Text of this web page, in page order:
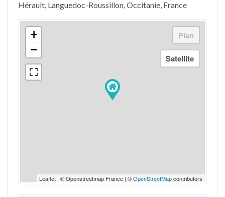
Hérault, Languedoc-Roussillon, Occitanie, France
+
−
Leaflet | © Openstreetmap France | ©OpenStreetMapcontributors